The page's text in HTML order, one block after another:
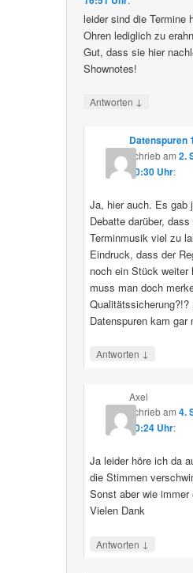
leider sind die Termine
Ohren lediglich zu
Gut, dass sie hier
Shownotes!
Antworten ↓
Datenspuren
schriebam 2.
10:30 Uhr:
Ja, hier auch. Es gab
Debatte darüber,
Terminmusik viel zu
Eindruck, dass der
noch ein Stück weiter
muss man doch
Qualitätssicherung?!?
Datenspuren kam gar
Antworten ↓
Axel
schriebam 4.
10:24 Uhr:
Ja leider höre ich da
die Stimmen
Sonst aber wie immer
Vielen Dank
Antworten ↓